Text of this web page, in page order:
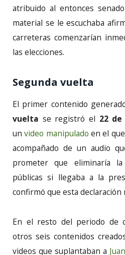
atribuido al entonces
material se le escuchaba
carreteras comenzarían
las elecciones.
Segunda vuelta
El primer contenido
vuelta se registró el 22
unvideo manipulado en el
acompañado de un audio
prometer que eliminaría
públicas si llegaba a la
confirmó que esta declaración
En el resto del periodo de
otros seis contenidos
videos que suplantaban a